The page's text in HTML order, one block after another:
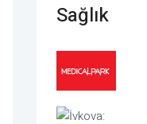
Sağlık